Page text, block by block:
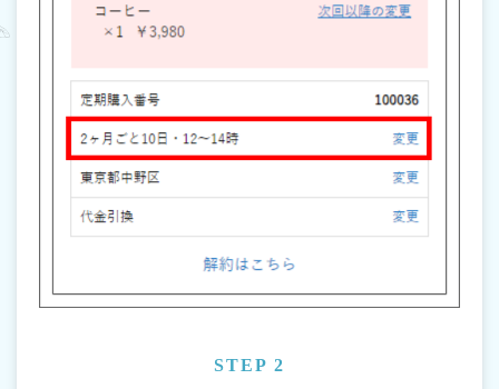
STEP 2